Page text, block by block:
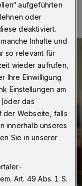
aufgeführten
oder
deaktiviert.
Inhalte und
so relevant für
wieder aufrufen,
Ihre Einwilligung
Einstellungen am
das
der Webseite, falls
innerhalb unseres
Sie in unserer
Art. 49 Abs. 1 S.